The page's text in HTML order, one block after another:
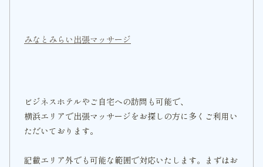
みなとみらい出張マッサージ
ビジネスホテルやご自宅への訪問も可能で、
横浜エリアで出張マッサージをお探しの方に多くご利用い
ただいております。
記載エリア外でも可能な範囲で対応いたします。まずはお